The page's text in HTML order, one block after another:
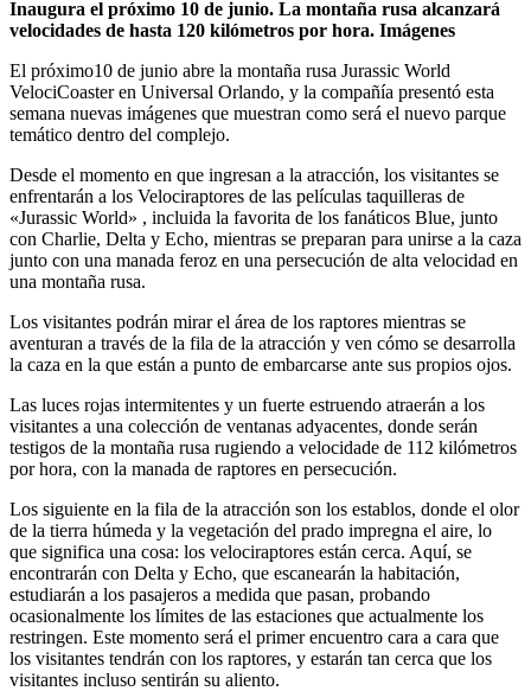
Inaugura el próximo 10 de junio. La montaña rusa alcanzará
velocidades de hasta 120 kilómetros por hora. Imágenes
El próximo10 de junio abre la montaña rusa Jurassic World
VelociCoaster en Universal Orlando, y la compañía presentó esta
semana nuevas imágenes que muestran como será el nuevo parque
temático dentro del complejo.
Desde el momento en que ingresan a la atracción, los visitantes se
enfrentarán a los Velociraptores de las películas taquilleras de
«Jurassic World» , incluida la favorita de los fanáticos Blue, junto
con Charlie, Delta y Echo, mientras se preparan para unirse a la caza
junto con una manada feroz en una persecución de alta velocidad en
una montaña rusa.
Los visitantes podrán mirar el área de los raptores mientras se
aventuran a través de la fila de la atracción y ven cómo se desarrolla
la caza en la que están a punto de embarcarse ante sus propios ojos.
Las luces rojas intermitentes y un fuerte estruendo atraerán a los
visitantes a una colección de ventanas adyacentes, donde serán
testigos de la montaña rusa rugiendo a velocidade de 112 kilómetros
por hora, con la manada de raptores en persecución.
Los siguiente en la fila de la atracción son los establos, donde el olor
de la tierra húmeda y la vegetación del prado impregna el aire, lo
que significa una cosa: los velociraptores están cerca. Aquí, se
encontrarán con Delta y Echo, que escanearán la habitación,
estudiarán a los pasajeros a medida que pasan, probando
ocasionalmente los límites de las estaciones que actualmente los
restringen. Este momento será el primer encuentro cara a cara que
los visitantes tendrán con los raptores, y estarán tan cerca que los
visitantes incluso sentirán su aliento.